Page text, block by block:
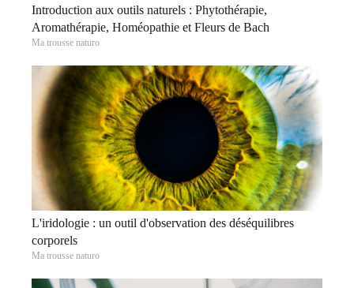
Introduction aux outils naturels : Phytothérapie,
Aromathérapie, Homéopathie et Fleurs de Bach
Ma trousse naturo
L'iridologie : un outil d'observation des déséquilibres
corporels
Ma trousse naturo